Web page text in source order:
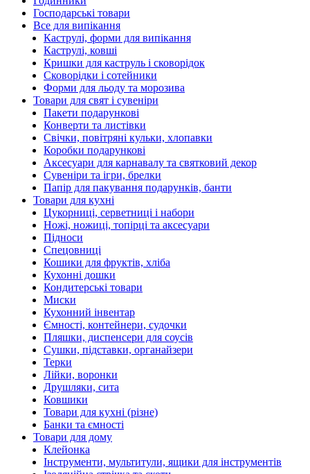
Господарські товари
Все для випікання
Каструлі, форми для випікання
Каструлі, ковші
Кришки для каструль і сковорідок
Сковорідки і сотейники
Форми для льоду та морозива
Товари для свят і сувеніри
Пакети подарункові
Конверти та листівки
Свічки, повітряні кульки, хлопавки
Коробки подарункові
Аксесуари для карнавалу та святковий декор
Сувеніри та ігри, брелки
Папір для пакування подарунків, банти
Товари для кухні
Цукорниці, серветниці і набори
Ножі, ножиці, топірці та аксесуари
Підноси
Спецовниці
Кошики для фруктів, хліба
Кухонні дошки
Кондитерські товари
Миски
Кухонний інвентар
Ємності, контейнери, судочки
Пляшки, диспенсери для соусів
Сушки, підставки, органайзери
Терки
Лійки, воронки
Друшляки, сита
Ковшики
Товари для кухні (різне)
Банки та ємності
Товари для дому
Клейонка
Інструменти, мультитули, ящики для інструментів